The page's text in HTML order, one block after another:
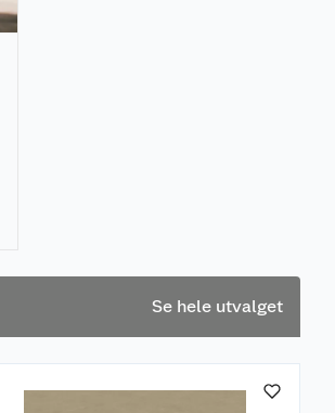
Se hele utvalget